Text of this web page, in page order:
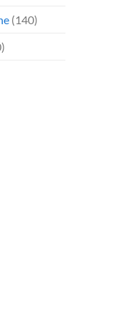
(140)